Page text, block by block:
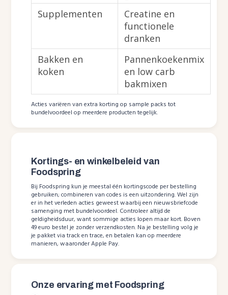
Supplementen
Creatine en
functionele
dranken
Bakken en
koken
Pannenkoekenmix
en low carb
bakmixen
Acties variëren van extra korting op sample packs tot
bundelvoordeel op meerdere producten tegelijk.
Kortings- en winkelbeleid van
Foodspring
Bij Foodspring kun je meestal één kortingscode per bestelling
gebruiken; combineren van codes is een uitzondering. Wel zijn
er in het verleden acties geweest waarbij een nieuwsbriefcode
samenging met bundelvoordeel. Controleer altijd de
geldigheidsduur, want sommige acties lopen maar kort. Boven
49 euro bestel je zonder verzendkosten. Na je bestelling volg je
je pakket via track en trace, en betalen kan op meerdere
manieren, waaronder Apple Pay.
Onze ervaring met Foodspring